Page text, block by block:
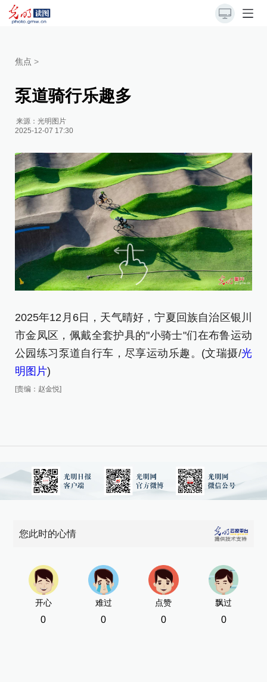
焦点 >
泵道骑行乐趣多
来源：光明图片
2025-12-07 17:30
2025年12月6日，天气晴好，宁夏回族自治区银川
市金凤区，佩戴全套护具的"小骑士"们在布鲁运动
公园练习泵道自行车，尽享运动乐趣。(文瑞摄/光
明图片)
[责编：赵金悦]
您此时的心情
开心
0
难过
0
点赞
0
飘过
0